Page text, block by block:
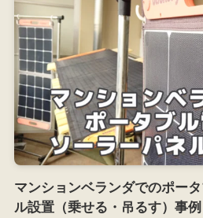
マンションベランダでのポー
ル設置（乗せる・吊るす）事例